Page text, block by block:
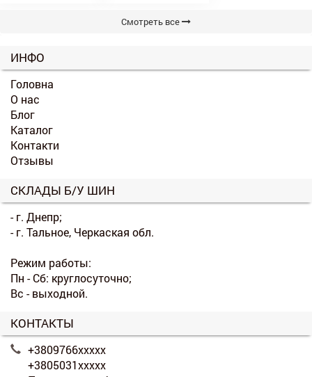
Смотреть все
ИНФО
Головна
О нас
Блог
Каталог
Контакти
Отзывы
СКЛАДЫ Б/У ШИН
- г. Днепр;
- г. Тальное, Черкаская обл.
Режим работы:
Пн - Сб: круглосуточно;
Вс - выходной.
КОНТАКТЫ
+3809766xxxxx
+3805031xxxxx